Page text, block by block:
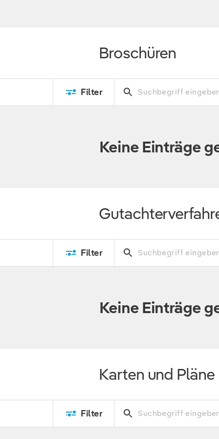
Broschüren
Filter
Keine Einträge
Filter
Keine Einträge
Karten und Pläne
Filter